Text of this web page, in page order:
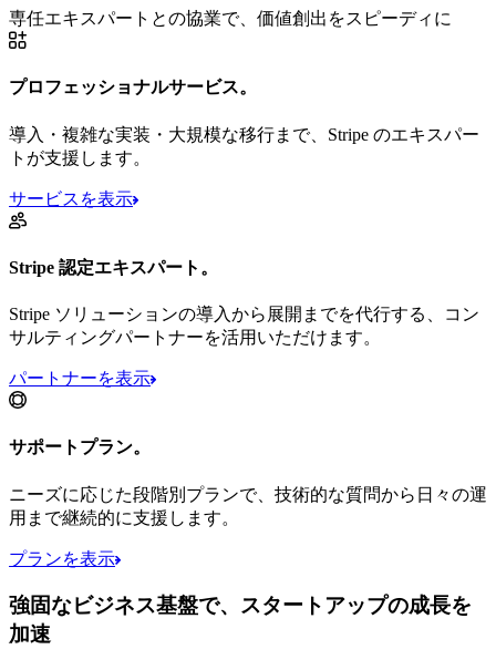
専任エキスパートとの協業で、価値創出をスピーディに
プロフェッショナルサービス。
導入・複雑な実装・大規模な移行まで、Stripe のエキスパー
トが支援します。
サービスを表示
Stripe 認定エキスパート。
Stripe ソリューションの導入から展開までを代行する、コン
サルティングパートナーを活用いただけます。
パートナーを表示
サポートプラン。
ニーズに応じた段階別プランで、技術的な質問から日々の運
用まで継続的に支援します。
プランを表示
強固なビジネス基盤で、スタートアップの成長を
加速